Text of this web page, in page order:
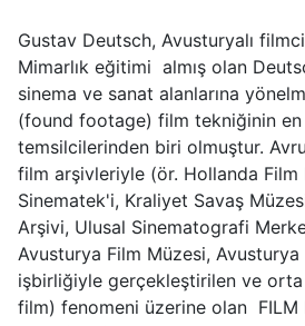
Gustav Deutsch, Avusturyalı filmci
Mimarlık eğitimi almış olan
sinema ve sanat alanlarına
(found footage) film tekniğinin en
temsilcilerinden biri olmuştur.
film arşivleriyle (ör. Hollanda
Sinematek'i, Kraliyet Savaş
Arşivi, Ulusal Sinematografi
Avusturya Film Müzesi,
işbirliğiyle gerçekleştirilen ve
film) fenomeni üzerine olan FILM